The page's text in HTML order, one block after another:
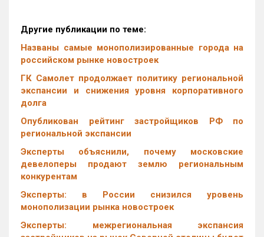
Другие публикации по теме:
Названы самые монополизированные города на
российском рынке новостроек
ГК Самолет продолжает политику региональной
экспансии и снижения уровня корпоративного
долга
Опубликован рейтинг застройщиков РФ по
региональной экспансии
Эксперты объяснили, почему московские
девелоперы продают землю региональным
конкурентам
Эксперты: в России снизился уровень
монополизации рынка новостроек
Эксперты: межрегиональная экспансия